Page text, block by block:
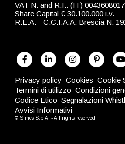
VAT N. and R.I.: (IT)
Share Capital € 30.100.000 i.v.
R.E.A. - C.C.I.A.A. Brescia N.
Privacy policy Cookies Cookie
Termini di utilizzo Condizioni
Codice Etico Segnalazioni
Avvisi Informativi
© Simes S.p.A. - All rights reserved